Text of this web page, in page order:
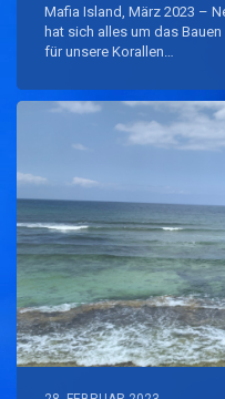
Mafia Island, März 2023 –
hat sich alles um das
für unsere Korallen…